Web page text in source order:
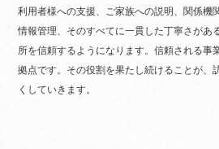
利用者様への支援、ご家族への説明、関係機
情報管理、そのすべてに一貫した丁寧さがあ
所を信頼するようになります。信頼される事
拠点です。その役割を果たし続けることが、
くしていきます。